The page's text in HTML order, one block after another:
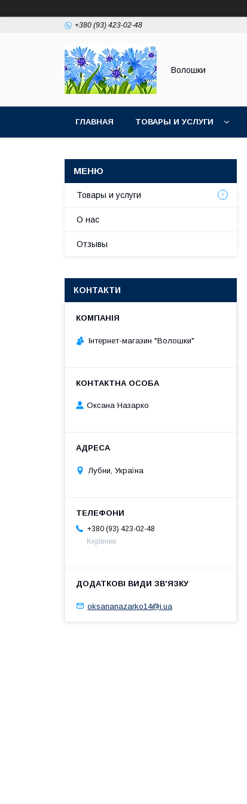
+380 (93) 423-02-48
Волошки
ГЛАВНАЯ ТОВАРЫ И УСЛУГИ
Товары и услуги
О нас
Отзывы
КОНТАКТИ
Інтернет-магазин "Волошки"
Оксана Назарко
Лубни, Україна
+380 (93) 423-02-48
Керівник
oksananazarko14@i.ua